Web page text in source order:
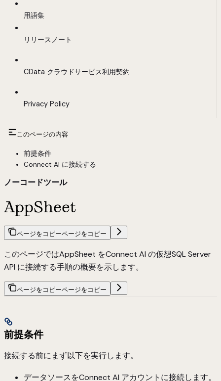
用語集
リリースノート
CData クラウドサービス利用契約
Privacy Policy
このページの内容
前提条件
Connect AI に接続する
ノーコードツール
AppSheet
ページをコピーページをコピー
このページではAppSheet をConnect AI の仮想SQL Server
API に接続する手順の概要を示します。
ページをコピーページをコピー
前提条件
接続する前にまず以下を実行します。
データソースをConnect AI アカウントに接続します。